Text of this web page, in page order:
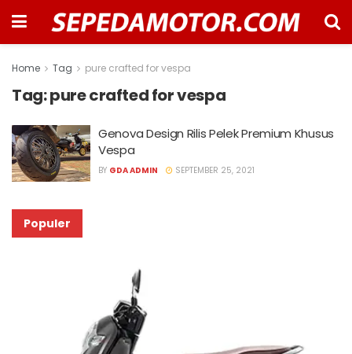
Home Tag pure crafted for vespa
Tag:pure crafted for vespa
Genova Design Rilis Pelek Premium Khusus
Vespa
BY GDA ADMIN SEPTEMBER 25, 2021
Populer